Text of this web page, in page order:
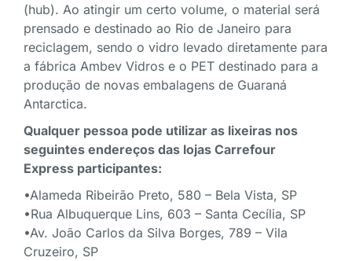
(hub). Ao atingir um certo volume, o material será
prensado e destinado ao Rio de Janeiro para
reciclagem, sendo o vidro levado diretamente para
a fábrica Ambev Vidros e o PET destinado para a
produção de novas embalagens de Guaraná
Antarctica.
Qualquer pessoa pode utilizar as lixeiras nos
seguintes endereços das lojas Carrefour
Express participantes:
•Alameda Ribeirão Preto, 580 – Bela Vista, SP
•Rua Albuquerque Lins, 603 – Santa Cecília, SP
•Av. João Carlos da Silva Borges, 789 – Vila
Cruzeiro, SP